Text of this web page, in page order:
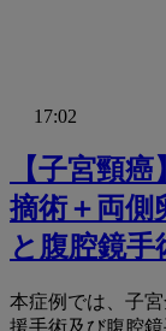
17:02
【⼦宮頸
摘術＋両側
と腹腔鏡⼿
本症例では、⼦